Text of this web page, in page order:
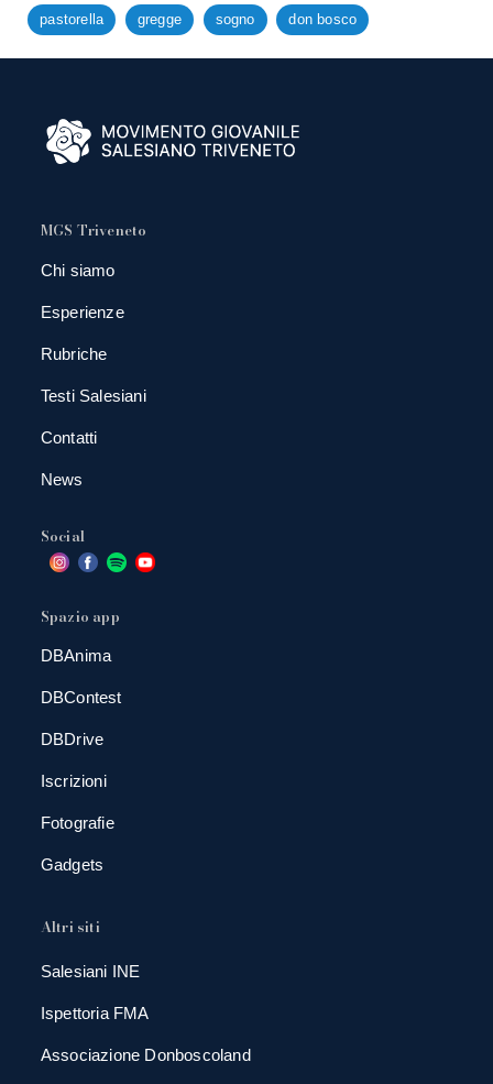
pastorella gregge sogno don bosco
MGS Triveneto
Chi siamo
Esperienze
Rubriche
Testi Salesiani
Contatti
News
Social
Spazio app
DBAnima
DBContest
DBDrive
Iscrizioni
Fotografie
Gadgets
Altri siti
Salesiani INE
Ispettoria FMA
Associazione Donboscoland